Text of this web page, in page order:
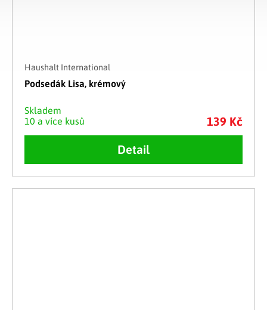
Haushalt International
Podsedák Lisa, krémový
Skladem
10 a více kusů
139 Kč
Detail